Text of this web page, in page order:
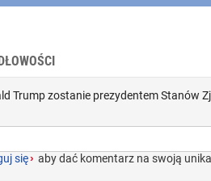
Trump zostanie prezydentem Stanów
się› aby dać komentarz na swoją